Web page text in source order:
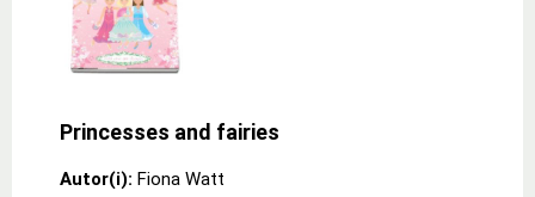
Princesses and fairies
Autor(i): Fiona Watt